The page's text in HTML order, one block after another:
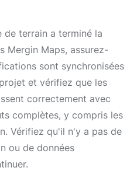
de terrain a terminé la
Mergin Maps, assurez-
sont synchronisées
et vérifiez que les
correctement avec
complètes, y compris les
Vérifiez qu'il n'y a pas de
ou de données